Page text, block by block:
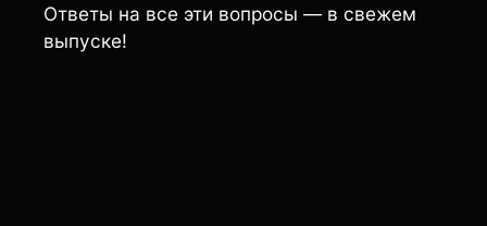
Ответы на все эти вопросы — в свежем
выпуске!